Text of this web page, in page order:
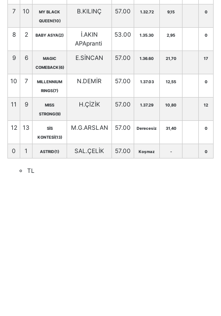
7 10
MY BLACK
QUEEN(10)
B.KILINÇ 57.00 1.32.72 9,15 0
8 2 BABY ASYA(2)
İ.AKIN
APApranti
53.00 1.35.30 2,95 0
9 6
MAGIC
COMEBACK(6)
E.SİNCAN 57.00 1.36.60 21,70 17
10 7
MILLENNIUM
RINGS(7)
N.DEMİR 57.00 1.37.03 12,55 0
11 9
MISS
STRONG(9)
H.ÇİZİK 57.00 1.37.29 10,80 12
12 13
SİS
KONTESİ(13)
M.G.ARSLAN 57.00 Derecesiz 31,40 0
0 1 ASTRID(1) SAL.ÇELİK 57.00 Koşmaz - 0
TL